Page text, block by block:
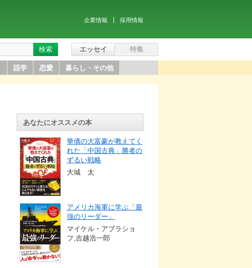
企業情報 採用情報
語学 恋愛 暮らし・その他
エッセイ 特集
検索
あなたにオススメの本
華僑の大富豪が教えてく
れた「中国古典」勝者の
ずるい戦略
大城 太
アメリカ海軍に学ぶ「最
強のリーダー」
マイケル・アブラショ
フ,吉越浩一郎